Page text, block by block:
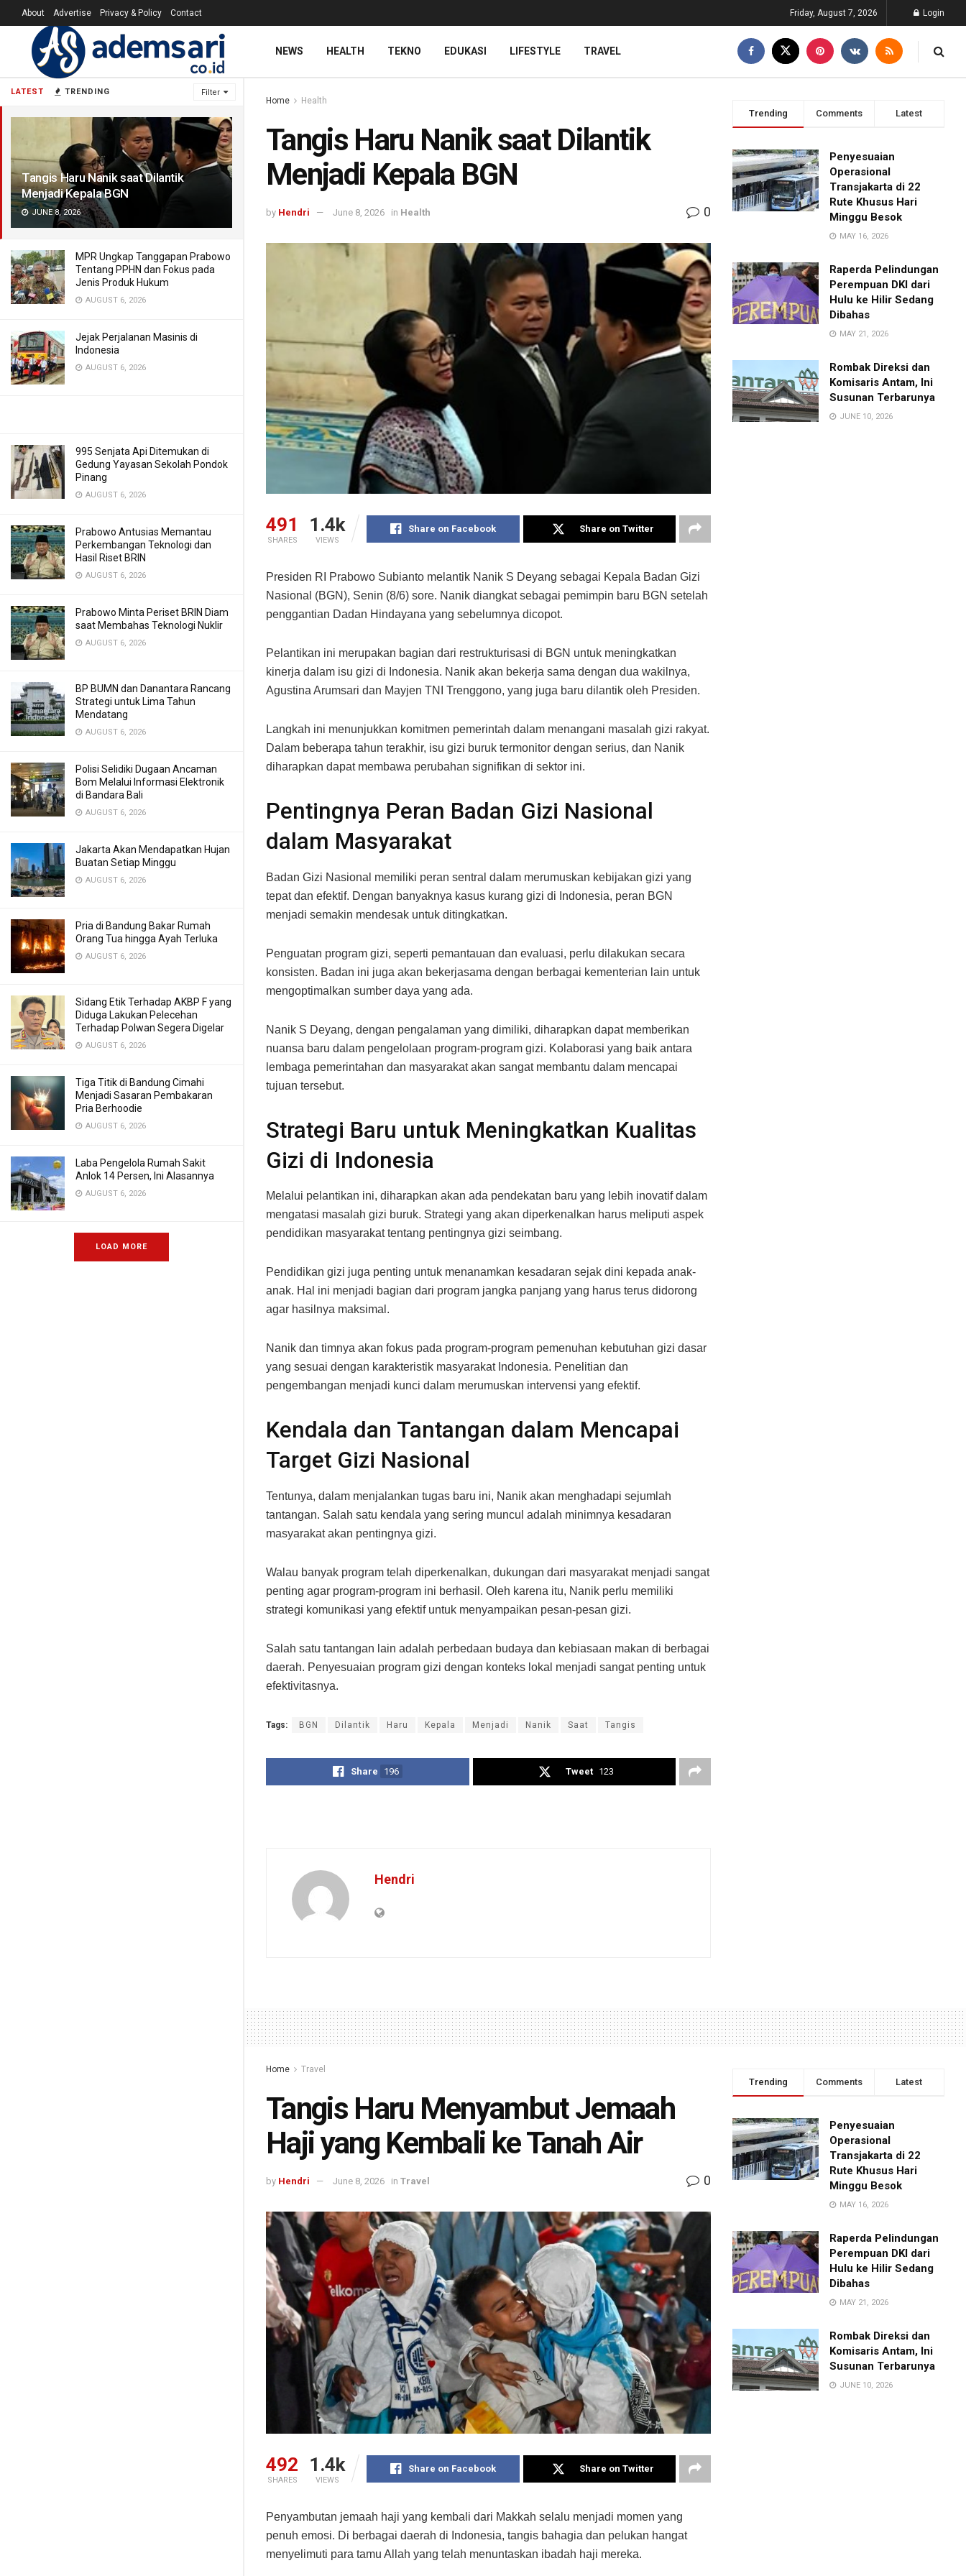
LATEST TRENDING Filter
Tangis Haru Nanik saat Dilantik
Menjadi Kepala BGN
JUNE 8, 2026
MPR Ungkap Tanggapan Prabowo
Tentang PPHN dan Fokus pada
Jenis Produk Hukum
AUGUST 6, 2026
Jejak Perjalanan Masinis di
Indonesia
AUGUST 6, 2026
995 Senjata Api Ditemukan di
Gedung Yayasan Sekolah Pondok
Pinang
AUGUST 6, 2026
Prabowo Antusias Memantau
Perkembangan Teknologi dan
Hasil Riset BRIN
AUGUST 6, 2026
Prabowo Minta Periset BRIN Diam
saat Membahas Teknologi Nuklir
AUGUST 6, 2026
BP BUMN dan Danantara Rancang
Strategi untuk Lima Tahun
Mendatang
AUGUST 6, 2026
Polisi Selidiki Dugaan Ancaman
Bom Melalui Informasi Elektronik
di Bandara Bali
AUGUST 6, 2026
Jakarta Akan Mendapatkan Hujan
Buatan Setiap Minggu
AUGUST 6, 2026
Pria di Bandung Bakar Rumah
Orang Tua hingga Ayah Terluka
AUGUST 6, 2026
Sidang Etik Terhadap AKBP F yang
Diduga Lakukan Pelecehan
Terhadap Polwan Segera Digelar
AUGUST 6, 2026
Tiga Titik di Bandung Cimahi
Menjadi Sasaran Pembakaran
Pria Berhoodie
AUGUST 6, 2026
Laba Pengelola Rumah Sakit
Anlok 14 Persen, Ini Alasannya
AUGUST 6, 2026
LOAD MORE
About Advertise Privacy & Policy Contact Friday, August 7, 2026 Login
NEWS HEALTH TEKNO EDUKASI LIFESTYLE TRAVEL
Home Health
Tangis Haru Nanik saat Dilantik
Menjadi Kepala BGN
by Hendri June 8, 2026 in Health 0
491
SHARES
1.4k
VIEWS
Share on Facebook Share on Twitter
Presiden RI Prabowo Subianto melantik Nanik S Deyang sebagai Kepala Badan Gizi
Nasional (BGN), Senin (8/6) sore. Nanik diangkat sebagai pemimpin baru BGN setelah
penggantian Dadan Hindayana yang sebelumnya dicopot.
Pelantikan ini merupakan bagian dari restrukturisasi di BGN untuk meningkatkan
kinerja dalam isu gizi di Indonesia. Nanik akan bekerja sama dengan dua wakilnya,
Agustina Arumsari dan Mayjen TNI Trenggono, yang juga baru dilantik oleh Presiden.
Langkah ini menunjukkan komitmen pemerintah dalam menangani masalah gizi rakyat.
Dalam beberapa tahun terakhir, isu gizi buruk termonitor dengan serius, dan Nanik
diharapkan dapat membawa perubahan signifikan di sektor ini.
Pentingnya Peran Badan Gizi Nasional
dalam Masyarakat
Badan Gizi Nasional memiliki peran sentral dalam merumuskan kebijakan gizi yang
tepat dan efektif. Dengan banyaknya kasus kurang gizi di Indonesia, peran BGN
menjadi semakin mendesak untuk ditingkatkan.
Penguatan program gizi, seperti pemantauan dan evaluasi, perlu dilakukan secara
konsisten. Badan ini juga akan bekerjasama dengan berbagai kementerian lain untuk
mengoptimalkan sumber daya yang ada.
Nanik S Deyang, dengan pengalaman yang dimiliki, diharapkan dapat memberikan
nuansa baru dalam pengelolaan program-program gizi. Kolaborasi yang baik antara
lembaga pemerintahan dan masyarakat akan sangat membantu dalam mencapai
tujuan tersebut.
Strategi Baru untuk Meningkatkan Kualitas
Gizi di Indonesia
Melalui pelantikan ini, diharapkan akan ada pendekatan baru yang lebih inovatif dalam
mengatasi masalah gizi buruk. Strategi yang akan diperkenalkan harus meliputi aspek
pendidikan masyarakat tentang pentingnya gizi seimbang.
Pendidikan gizi juga penting untuk menanamkan kesadaran sejak dini kepada anak-
anak. Hal ini menjadi bagian dari program jangka panjang yang harus terus didorong
agar hasilnya maksimal.
Nanik dan timnya akan fokus pada program-program pemenuhan kebutuhan gizi dasar
yang sesuai dengan karakteristik masyarakat Indonesia. Penelitian dan
pengembangan menjadi kunci dalam merumuskan intervensi yang efektif.
Kendala dan Tantangan dalam Mencapai
Target Gizi Nasional
Tentunya, dalam menjalankan tugas baru ini, Nanik akan menghadapi sejumlah
tantangan. Salah satu kendala yang sering muncul adalah minimnya kesadaran
masyarakat akan pentingnya gizi.
Walau banyak program telah diperkenalkan, dukungan dari masyarakat menjadi sangat
penting agar program-program ini berhasil. Oleh karena itu, Nanik perlu memiliki
strategi komunikasi yang efektif untuk menyampaikan pesan-pesan gizi.
Salah satu tantangan lain adalah perbedaan budaya dan kebiasaan makan di berbagai
daerah. Penyesuaian program gizi dengan konteks lokal menjadi sangat penting untuk
efektivitasnya.
Tags: BGN Dilantik Haru Kepala Menjadi Nanik Saat Tangis
Share 196 Tweet 123
Hendri
Trending Comments Latest
Penyesuaian
Operasional
Transjakarta di 22
Rute Khusus Hari
Minggu Besok
MAY 16, 2026
Raperda Pelindungan
Perempuan DKI dari
Hulu ke Hilir Sedang
Dibahas
MAY 21, 2026
Rombak Direksi dan
Komisaris Antam, Ini
Susunan Terbarunya
JUNE 10, 2026
Home Travel
Tangis Haru Menyambut Jemaah
Haji yang Kembali ke Tanah Air
by Hendri June 8, 2026 in Travel 0
492
SHARES
1.4k
VIEWS
Share on Facebook Share on Twitter
Penyambutan jemaah haji yang kembali dari Makkah selalu menjadi momen yang
penuh emosi. Di berbagai daerah di Indonesia, tangis bahagia dan pelukan hangat
menyelimuti para tamu Allah yang telah menuntaskan ibadah haji mereka.
Trending Comments Latest
Penyesuaian
Operasional
Transjakarta di 22
Rute Khusus Hari
Minggu Besok
MAY 16, 2026
Raperda Pelindungan
Perempuan DKI dari
Hulu ke Hilir Sedang
Dibahas
MAY 21, 2026
Rombak Direksi dan
Komisaris Antam, Ini
Susunan Terbarunya
JUNE 10, 2026